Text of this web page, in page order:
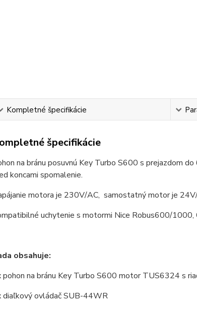
Kompletné špecifikácie
špecifikácie
na bránu posuvnú Key Turbo S600 s prejazdom
koncami spomalenie.
motora je 230V/AC, samostatný motor je
uchytenie s motormi Nice Robus600/1000,
obsahuje:
pohon na bránu Key Turbo S600 motor TUS6324 s
diaľkový ovládač SUB-44WR